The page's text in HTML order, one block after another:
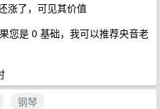
涨了，可见其价值
您是 0 基础，我可以推荐央音老
钢琴